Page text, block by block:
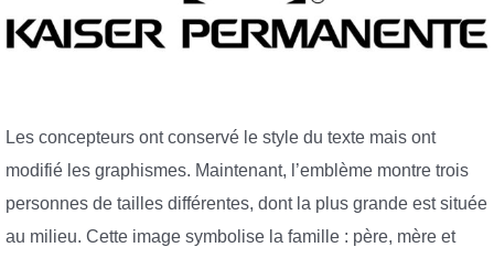
Les concepteurs ont conservé le style du texte mais ont
modifié les graphismes. Maintenant, l’emblème montre trois
personnes de tailles différentes, dont la plus grande est située
au milieu. Cette image symbolise la famille : père, mère et